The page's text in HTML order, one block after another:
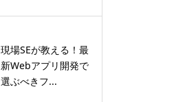
現場SEが教える！最
新Webアプリ開発で
選ぶべきフ...